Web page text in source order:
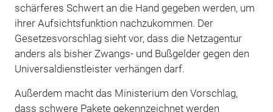
schärferes Schwert an die Hand gegeben werden, um
ihrer Aufsichtsfunktion nachzukommen. Der
Gesetzesvorschlag sieht vor, dass die Netzagentur
anders als bisher Zwangs- und Bußgelder gegen den
Universaldienstleister verhängen darf.
Außerdem macht das Ministerium den Vorschlag,
dass schwere Pakete gekennzeichnet werden